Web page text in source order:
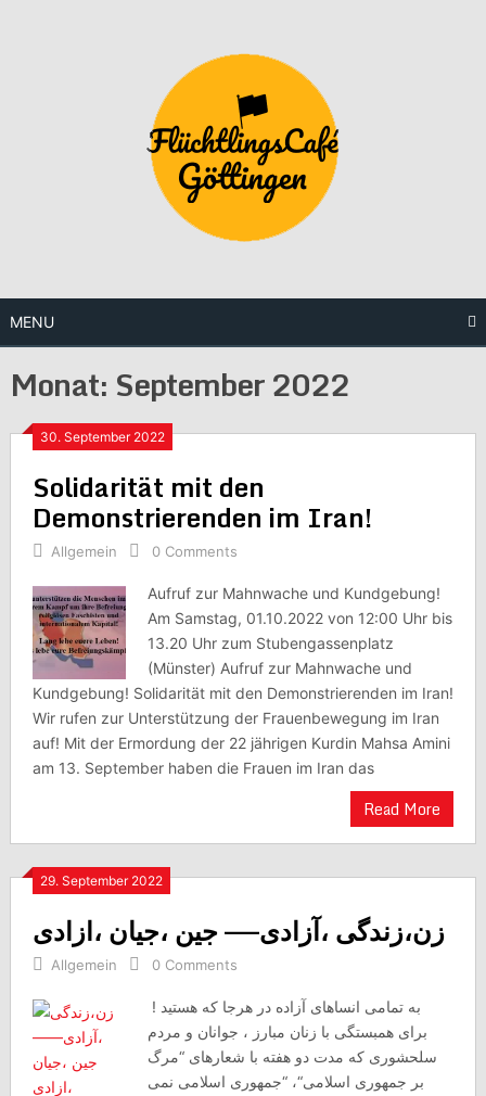
MENU
Monat: September 2022
30. September 2022
Solidarität mit den
Demonstrierenden im Iran!
Allgemein 0 Comments
Aufruf zur Mahnwache und Kundgebung!
Am Samstag, 01.10.2022 von 12:00 Uhr bis
13.20 Uhr zum Stubengassenplatz
(Münster) Aufruf zur Mahnwache und
Kundgebung! Solidarität mit den Demonstrierenden im Iran!
Wir rufen zur Unterstützung der Frauenbewegung im Iran
auf! Mit der Ermordung der 22 jährigen Kurdin Mahsa Amini
am 13. September haben die Frauen im Iran das
Read More
29. September 2022
زن،زندگی ،آزادی—— جین ،جیان ،ازادی
Allgemein 0 Comments
به تمامی انساهای آزاده در هرجا که هستید !
برای همبستگی با زنان مبارز ، جوانان و مردم
سلحشوری که مدت دو هفته با شعارهای “مرگ
بر جمهوری اسلامی“، “جمهوری اسلامی نمی